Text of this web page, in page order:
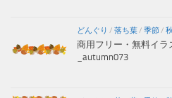
どんぐり / 落ち葉/ 季節/ 秋
商用フリー・無料イラ
_autumn073